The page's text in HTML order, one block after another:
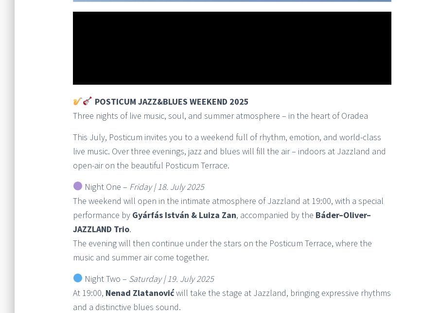
POSTICUM JAZZ&BLUES WEEKEND 2025
Three nights of live music, soul, and summer atmosphere – in the heart of Oradea
This July, Posticum invites you to a weekend full of rhythm, emotion, and world-class
live music. Over three evenings, jazz and blues will fill the air – indoors at Jazzland and
open-air on the beautiful Posticum Terrace.
Night One – Friday | 18. July 2025
The weekend will open in the intimate atmosphere of Jazzland at 19:00, with a special
performance by Gyárfás István & Luiza Zan, accompanied by the Báder–Oliver–
JAZZLAND Trio.
The evening will then continue under the stars on the Posticum Terrace, where the
music and summer air come together.
Night Two – Saturday | 19. July 2025
At 19:00, Nenad Zlatanovićwill take the stage at Jazzland, bringing expressive rhythms
and a distinctive blues sound.